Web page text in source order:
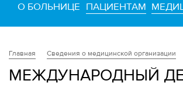
О БОЛЬНИЦЕ ПАЦИЕНТАМ
Главная Сведения о медицинской организации
МЕЖДУНАРОДНЫЙ